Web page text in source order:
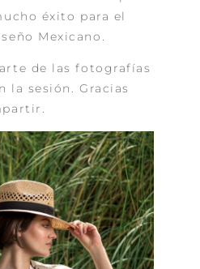
éxito para el
Mexicano.
de las fotografías
la sesión. Gracias